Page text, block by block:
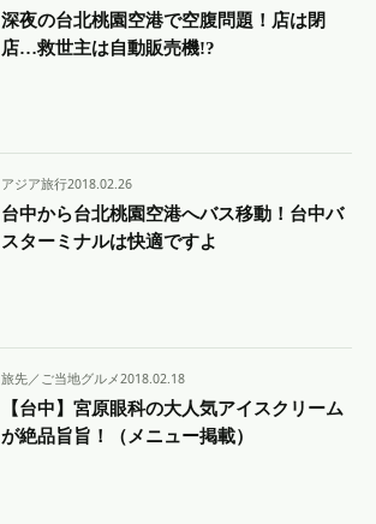
深夜の台北桃園空港で空腹問題！店は閉
店…救世主は自動販売機!?
アジア旅行2018.02.26
台中から台北桃園空港へバス移動！台中バ
スターミナルは快適ですよ
旅先／ご当地グルメ2018.02.18
【台中】宮原眼科の大人気アイスクリーム
が絶品旨旨！（メニュー掲載）